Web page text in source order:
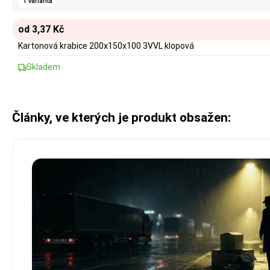
od 3,37 Kč
Kartonová krabice 200x150x100 3VVL klopová
Skladem
Články, ve kterých je produkt obsažen: